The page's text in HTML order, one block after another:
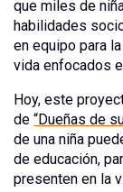
que miles de
habilidades
en equipo para
vida enfocados
Hoy, este
de “Dueñas de
de una niña
de educación,
presenten en la